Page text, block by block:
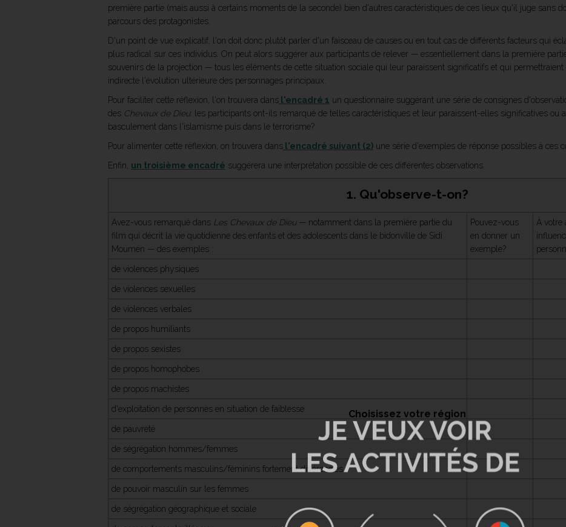
première partie (mais aussi à certains moments de la seconde) bien d'autres caractéristiques de ces lieux qu'il juge sans
parcours des protagonistes.
D'un point de vue explicatif, l'on doit donc plutôt parler d'un faisceau de causes ou en tout cas de différents facteurs qui
plus radical sur ces individus. On peut alors suggérer aux participants de relever — essentiellement dans la première
souvenirs de la projection — tous les éléments de cette situation sociale qui leur paraissent significatifs et qui
indirecte l'évolution ultérieure des personnages principaux.
Pour faciliter cette réflexion, l'on trouvera dans l'encadré 1 un questionnaire suggérant une série de consignes
des Chevaux de Dieu: les participants ont-ils remarqué de telles caractéristiques et leur paraissent-elles significatives ou
basculement dans l'islamisme puis dans le terrorisme?
Pour alimenter cette réflexion, on trouvera dans l'encadré suivant (2) une série d'exemples de réponse possibles à ces
Enfin, un troisième encadré suggérera une interprétation possible de ces différentes observations.
1. Qu'observe-t-on?
Avez-vous remarqué dans Les Chevaux de Dieu— notamment dans la première partie du
film qui décrit la vie quotidienne des enfants et des adolescents dans le bidonville de Sidi
Moumen — des exemples :
Pouvez-vous
en donner un
exemple?
À votre
de violences physiques
de violences sexuelles
de violences verbales
de propos humiliants
de propos sexistes
de propos homophobes
de propos machistes
d'exploitation de personnes en situation de faiblesse
de pauvreté
de ségrégation hommes/femmes
de comportements masculins/féminins fortement différenciés
de pouvoir masculin sur les femmes
de ségrégation géographique et sociale
Choisissez votre région